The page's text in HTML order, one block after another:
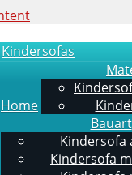
Kindersofas
Home
Bauart
Kindersofa
Kindersofa